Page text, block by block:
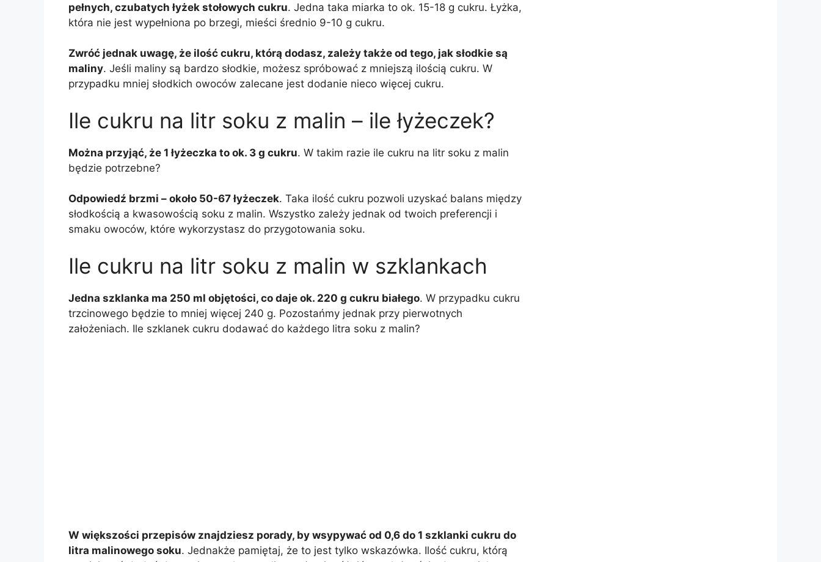
pełnych, czubatych łyżek stołowych cukru. Jedna taka miarka to ok. 15-18 g cukru. Łyżka,
która nie jest wypełniona po brzegi, mieści średnio 9-10 g cukru.
Zwróć jednak uwagę, że ilość cukru, którą dodasz, zależy także od tego, jak słodkie są
maliny. Jeśli maliny są bardzo słodkie, możesz spróbować z mniejszą ilością cukru. W
przypadku mniej słodkich owoców zalecane jest dodanie nieco więcej cukru.
Ile cukru na litr soku z malin – ile łyżeczek?
Można przyjąć, że 1 łyżeczka to ok. 3 g cukru. W takim razie ile cukru na litr soku z malin
będzie potrzebne?
Odpowiedź brzmi – około 50-67 łyżeczek. Taka ilość cukru pozwoli uzyskać balans między
słodkością a kwasowością soku z malin. Wszystko zależy jednak od twoich preferencji i
smaku owoców, które wykorzystasz do przygotowania soku.
Ile cukru na litr soku z malin w szklankach
Jedna szklanka ma 250 ml objętości, co daje ok. 220 g cukru białego. W przypadku cukru
trzcinowego będzie to mniej więcej 240 g. Pozostańmy jednak przy pierwotnych
założeniach. Ile szklanek cukru dodawać do każdego litra soku z malin?
W większości przepisów znajdziesz porady, by wsypywać od 0,6 do 1 szklanki cukru do
litra malinowego soku. Jednakże pamiętaj, że to jest tylko wskazówka. Ilość cukru, którą